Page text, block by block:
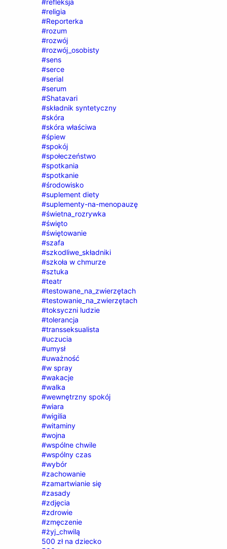
#religia
#Reporterka
#rozum
#rozwój
#rozwój_osobisty
#sens
#serce
#serial
#serum
#Shatavari
#składnik syntetyczny
#skóra
#skóra właściwa
#śpiew
#spokój
#społeczeństwo
#spotkania
#spotkanie
#środowisko
#suplement diety
#suplementy-na-menopauzę
#świetna_rozrywka
#święto
#świętowanie
#szafa
#szkodliwe_składniki
#szkoła w chmurze
#sztuka
#teatr
#testowane_na_zwierzętach
#testowanie_na_zwierzętach
#toksyczni ludzie
#tolerancja
#transseksualista
#uczucia
#umysł
#uważność
#w spray
#wakacje
#walka
#wewnętrzny spokój
#wiara
#wigilia
#witaminy
#wojna
#wspólne chwile
#wspólny czas
#wybór
#zachowanie
#zamartwianie się
#zasady
#zdjęcia
#zdrowie
#zmęczenie
#żyj_chwilą
500 zł na dziecko